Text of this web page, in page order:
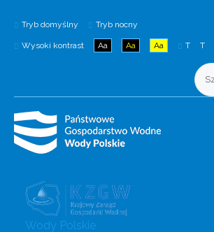
Tryb domyślny Tryb nocny
Wysoki kontrast Aa Aa Aa T T
Wody Polskie